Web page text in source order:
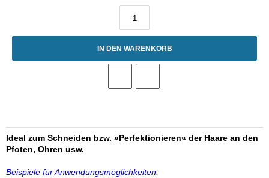
IN DEN WARENKORB
Ideal zum Schneiden bzw. »Perfektionieren« der Haare an den
Pfoten, Ohren usw.
Beispiele für Anwendungsmöglichkeiten: